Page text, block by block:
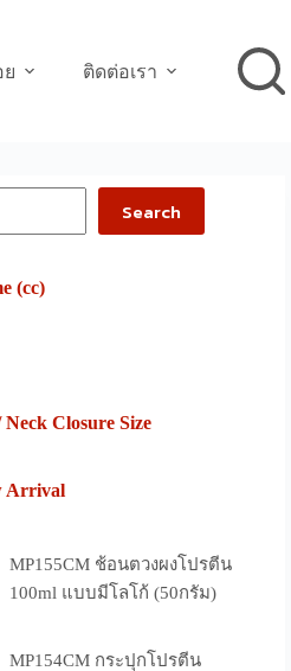
ติดต่อเรา
Search
(cc)
Closure Size
Arrival
MP155CM ช้อนตวงผงโปรตีน
100ml แบบมีโลโก้ (50กรัม)
MP154CM กระปุกโปรตีน